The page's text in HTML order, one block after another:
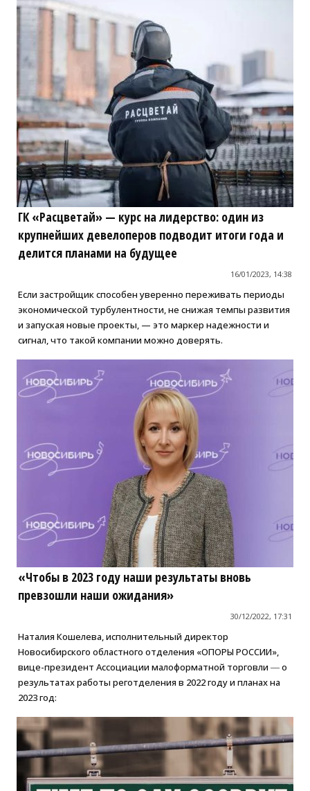
ГК «Расцветай» — курс на лидерство: один из
крупнейших девелоперов подводит итоги года и
делится планами на будущее
16/01/2023, 14:38
Если застройщик способен уверенно переживать периоды
экономической турбулентности, не снижая темпы развития
и запуская новые проекты, — это маркер надежности и
сигнал, что такой компании можно доверять.
«Чтобы в 2023 году наши результаты вновь
превзошли наши ожидания»
30/12/2022, 17:31
Наталия Кошелева, исполнительный директор
Новосибирского областного отделения «ОПОРЫ РОССИИ»,
вице-президент Ассоциации малоформатной торговли ― о
результатах работы реготделения в 2022 году и планах на
2023 год: